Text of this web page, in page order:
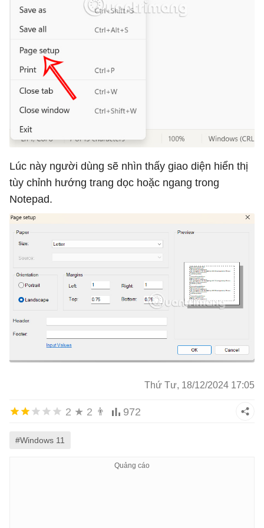
Lúc này người dùng sẽ nhìn thấy giao diện hiển thị
tùy chỉnh hướng trang dọc hoặc ngang trong
Notepad.
Thứ Tư, 18/12/2024 17:05
2 ★ 2 👨 972
#Windows 11